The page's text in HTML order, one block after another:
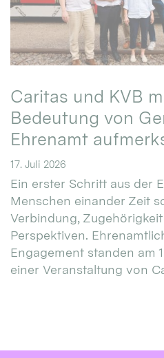
Caritas und KVB
Bedeutung von
Ehrenamt
17. Juli 2026
Ein erster Schritt aus der
Menschen einander Zeit
Verbindung,
Perspektiven.
Engagement standen am
einer Veranstaltung von